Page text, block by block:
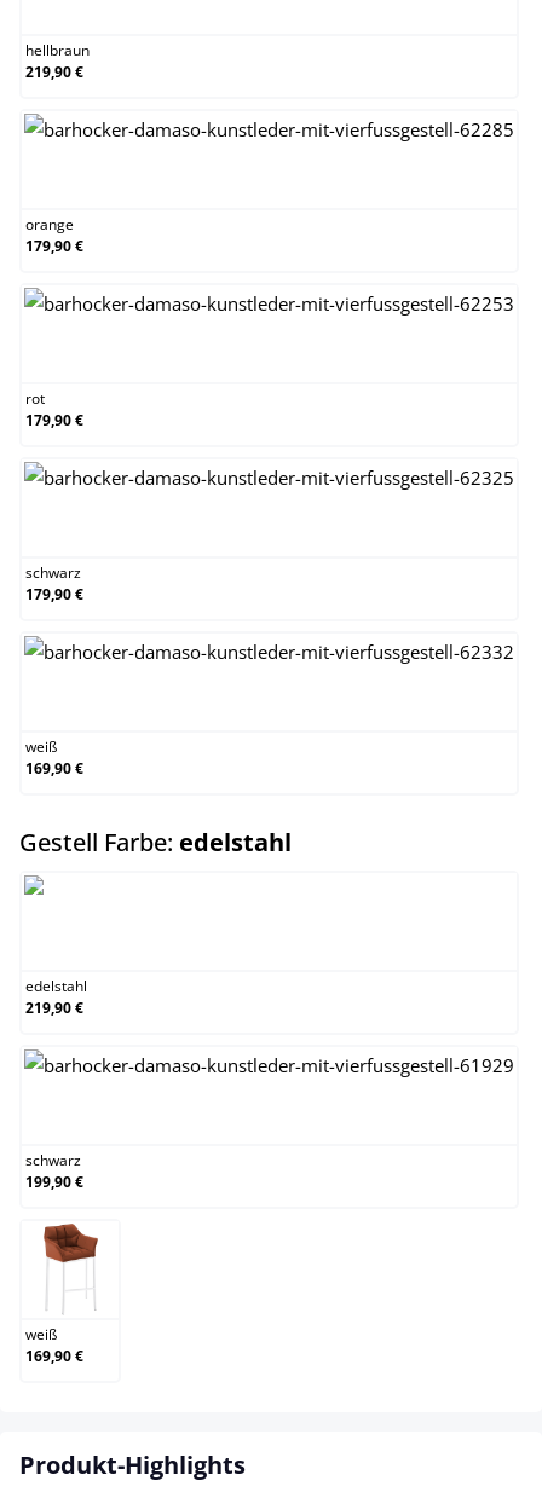
hellbraun
219,90 €
orange
179,90 €
rot
179,90 €
schwarz
179,90 €
weiß
169,90 €
Gestell Farbe: edelstahl
edelstahl
219,90 €
schwarz
199,90 €
weiß
weiß
169,90 €
Produkt-Highlights